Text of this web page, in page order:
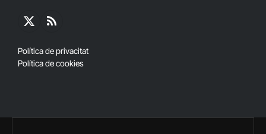
X
RSS
Política de privacitat
Política de cookies